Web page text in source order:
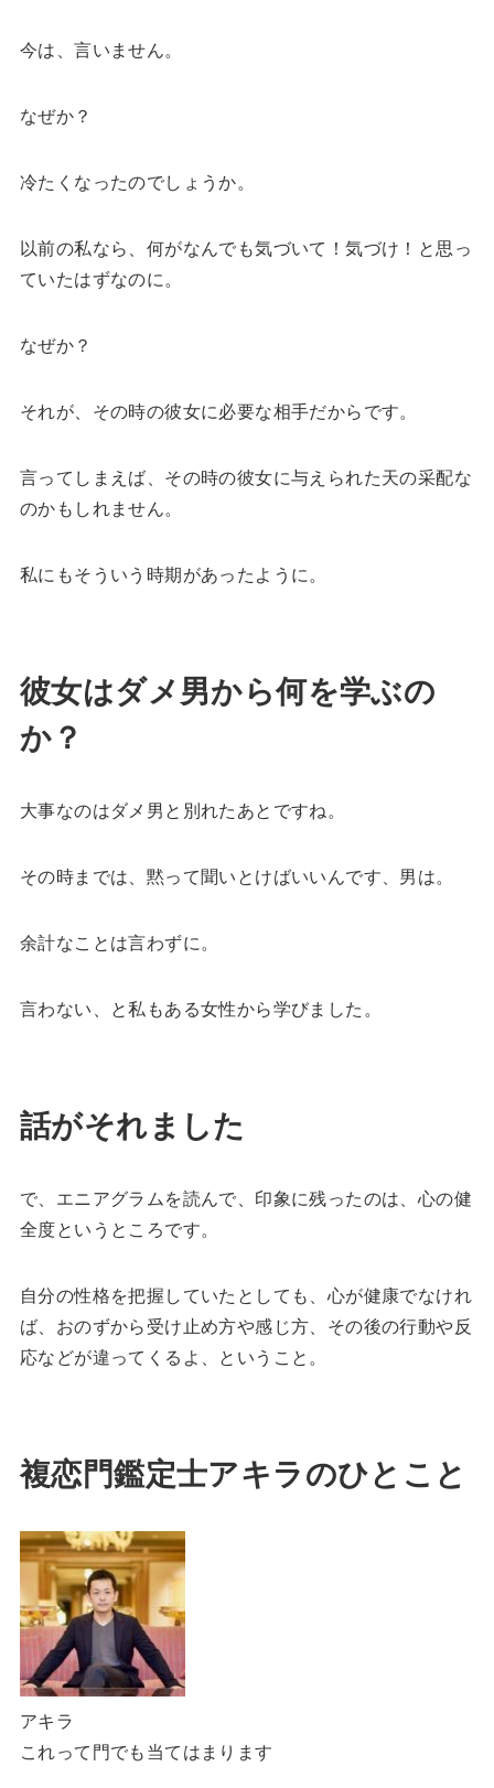
今は、言いません。
なぜか？
冷たくなったのでしょうか。
以前の私なら、何がなんでも気づいて！気づけ！と思っ
ていたはずなのに。
なぜか？
それが、その時の彼女に必要な相手だからです。
言ってしまえば、その時の彼女に与えられた天の采配な
のかもしれません。
私にもそういう時期があったように。
彼女はダメ男から何を学ぶの
か？
大事なのはダメ男と別れたあとですね。
その時までは、黙って聞いとけばいいんです、男は。
余計なことは言わずに。
言わない、と私もある女性から学びました。
話がそれました
で、エニアグラムを読んで、印象に残ったのは、心の健
全度というところです。
自分の性格を把握していたとしても、心が健康でなけれ
ば、おのずから受け止め方や感じ方、その後の行動や反
応などが違ってくるよ、ということ。
複恋門鑑定士アキラのひとこと
アキラ
これって門でも当てはまります